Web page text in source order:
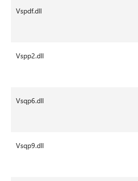
Vspdf.dll
Vspp2.dll
Vsqp6.dll
Vsqp9.dll